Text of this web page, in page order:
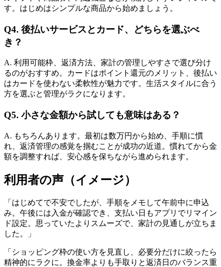
す。はじめはシンプルな商品から始めましょう。
Q4. 後払いサービスとカード、どちらを選ぶべ
き？
A. 利用可能枠、返済方法、家計の管理しやすさで選び分け
るのがおすすめ。カードはポイント還元のメリット、後払い
はカードを使わない柔軟性が魅力です。生活スタイルに合う
方を選ぶと管理がラクになります。
Q5. 小さな金額から試しても意味はある？
A. もちろんあります。最初は数万円から始め、手順に慣
れ、返済管理の感覚を掴むことが成功の近道。慣れてから金
額を調整すれば、安心感を保ちながら進められます。
利用者の声（イメージ）
「はじめてで不安でしたが、手順をメモして午前中に申込
み。午後には入金が確認でき、支払い日もアプリでリマイン
ド設定。思っていたよりスムーズで、家計の見通しが立ちま
した。」
「ショッピング枠の使い方を見直し、必要分だけに絞ったら
精神的にラクに。換金率よりも手取りと返済日のバランス重